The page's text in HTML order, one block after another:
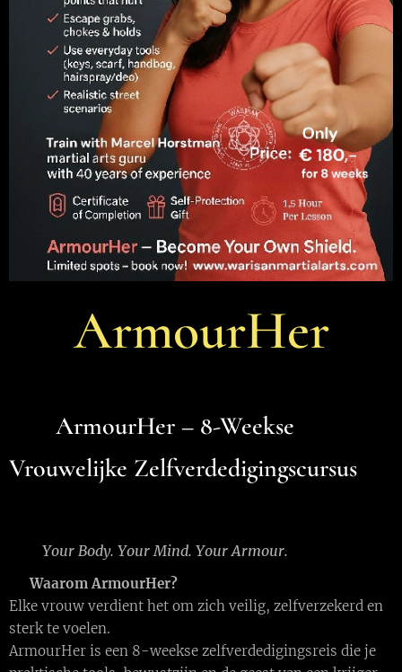
ArmourHer
ArmourHer – 8-Weekse
Vrouwelijke Zelfverdedigingscursus
Your Body. Your Mind. Your Armour.
👊Waarom ArmourHer?
Elke vrouw verdient het om zich veilig, zelfverzekerd en
sterk te voelen.
ArmourHer is een 8-weekse zelfverdedigingsreis die je